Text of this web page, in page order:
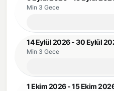
Min 3 Gece
14 Eylül 2026 - 30 Eylül
Min 3 Gece
1 Ekim 2026 - 15 Ekim